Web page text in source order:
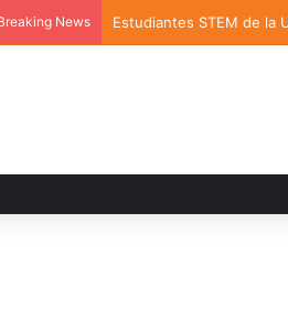
News Estudiantes STEM de la